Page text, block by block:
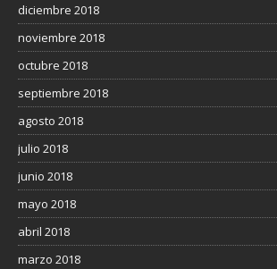
diciembre 2018
noviembre 2018
octubre 2018
septiembre 2018
agosto 2018
julio 2018
junio 2018
mayo 2018
abril 2018
marzo 2018